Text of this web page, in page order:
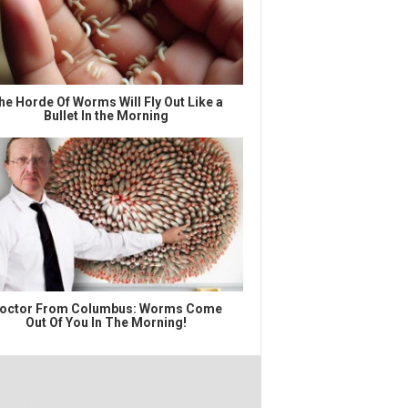
Horde Of Worms Will Fly Out Like a
Bullet In the Morning
From Columbus: Worms Come
Out Of You In The Morning!